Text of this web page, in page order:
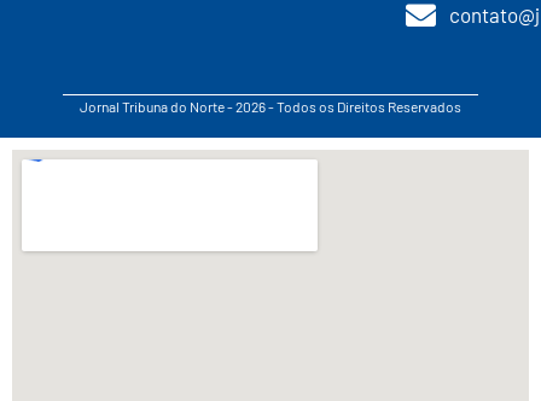
Jornal Tribuna do Norte - 2026 - Todos os Direitos Reservados